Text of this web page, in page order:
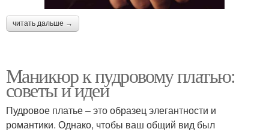
читать дальше →
Маникюр к пудровому платью:
советы и идеи
Пудровое платье – это образец элегантности и
романтики. Однако, чтобы ваш общий вид был